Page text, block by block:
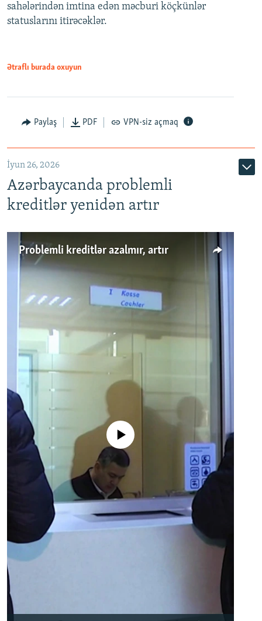
Auto 240p 360p 480p
720p 1080p
720p
sahələrindən imtina edən məcburi köçkünlər
statuslarını itirəcəklər.
Ətraflı burada oxuyun
Paylaş PDF VPN-siz açmaq
İyun 26, 2026
Azərbaycanda problemli
kreditlər yenidən artır
Problemli kreditlər azalmır, artır
No media source currently available